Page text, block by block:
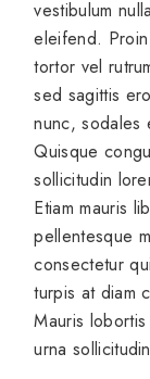
vestibulum
eleifend.
tortor vel
sed sagittis
nunc, sodales
Quisque
sollicitudin
Etiam mauris
pellentesque
consectetur
turpis at diam
Mauris
urna